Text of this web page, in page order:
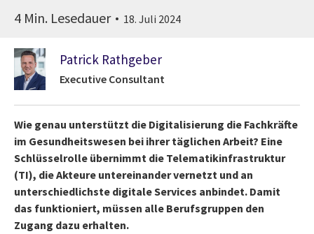
4 Min. Lesedauer 18. Juli 2024
Patrick Rathgeber
Executive Consultant
Wie genau unterstützt die Digitalisierung die Fachkräfte
im Gesundheitswesen bei ihrer täglichen Arbeit? Eine
Schlüsselrolle übernimmt die Telematikinfrastruktur
(TI), die Akteure untereinander vernetzt und an
unterschiedlichste digitale Services anbindet. Damit
das funktioniert, müssen alle Berufsgruppen den
Zugang dazu erhalten.